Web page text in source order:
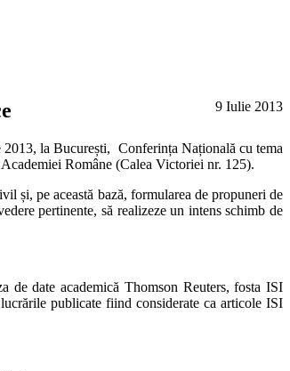
9 Iulie 2013
la București, Conferința Națională cu tema
Române (Calea Victoriei nr. 125).
și, pe această bază, formularea de propuneri de
pertinente, să realizeze un intens schimb de
date academică Thomson Reuters, fosta ISI
publicate fiind considerate ca articole ISI